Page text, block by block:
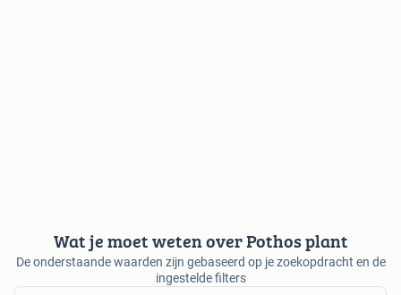
Wat je moet weten over Pothos plant
De onderstaande waarden zijn gebaseerd op je zoekopdracht en de
ingestelde filters